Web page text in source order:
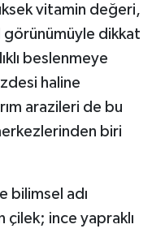
vitamin değeri,
dikkat
beslenmeye
haline
arazileri de bu
biri
bilimsel adı
çilek; ince yapraklı